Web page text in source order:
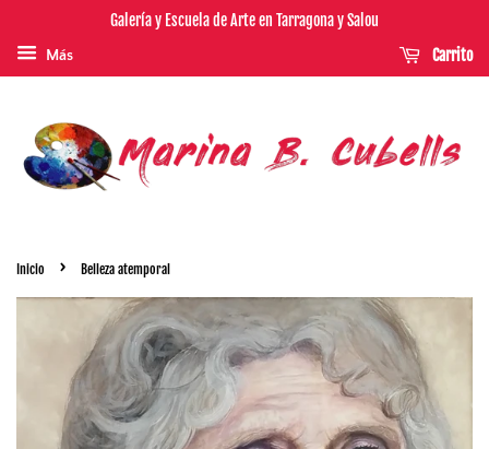
Galería y Escuela de Arte en Tarragona y Salou
Más Carrito
Inicio › Belleza atemporal